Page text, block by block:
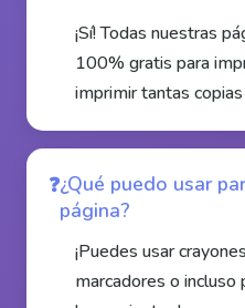
¡Sí! Todas nuestras
100% gratis para
imprimir tantas
¿Qué puedo usar
página?
¡Puedes usar
marcadores o incluso